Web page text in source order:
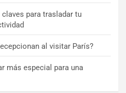
para trasladar tu
al visitar París?
más especial para una